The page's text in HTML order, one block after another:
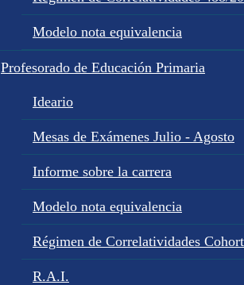
Modelo nota equivalencia
Profesorado de Educación Primaria
Ideario
Mesas de Exámenes Julio - Agosto
Informe sobre la carrera
Modelo nota equivalencia
Régimen de Correlatividades
R.A.I.